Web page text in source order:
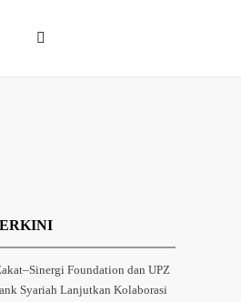
Foundation dan UPZ
Syariah Lanjutkan Kolaborasi